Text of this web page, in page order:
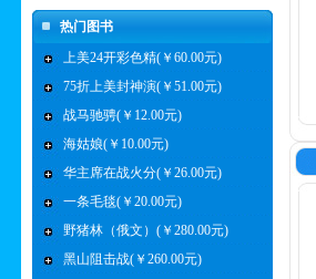
热门图书
上美24开彩色精(￥60.00元)
75折上美封神演(￥51.00元)
战马驰骋(￥12.00元)
海姑娘(￥10.00元)
华主席在战火分(￥26.00元)
一条毛毯(￥20.00元)
野猪林（俄文）(￥280.00元)
黑山阻击战(￥260.00元)